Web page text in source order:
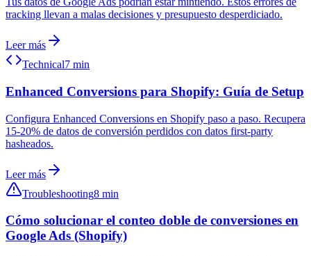
tracking llevan a malas decisiones y presupuesto desperdiciado.
Leer más
Technical7 min
Enhanced Conversions para Shopify: Guía de Setup
Configura Enhanced Conversions en Shopify paso a paso. Recupera
15-20% de datos de conversión perdidos con datos first-party
hasheados.
Leer más
Troubleshooting8 min
Cómo solucionar el conteo doble de conversiones en
Google Ads (Shopify)